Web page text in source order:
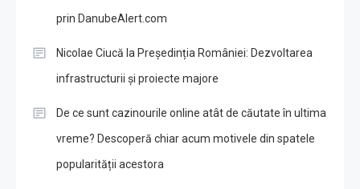
prin DanubeAlert.com
Nicolae Ciucă la Președinția României: Dezvoltarea
infrastructurii și proiecte majore
De ce sunt cazinourile online atât de căutate în ultima
vreme? Descoperă chiar acum motivele din spatele
popularității acestora